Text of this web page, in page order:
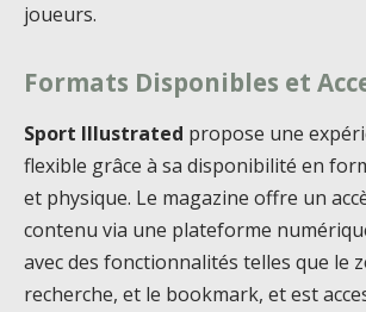
joueurs.
Formats Disponibles et
Sport Illustrated propose une
flexible grâce à sa disponibilité en
et physique. Le magazine offre un
contenu via une plateforme
avec des fonctionnalités telles que le
recherche, et le bookmark, et est